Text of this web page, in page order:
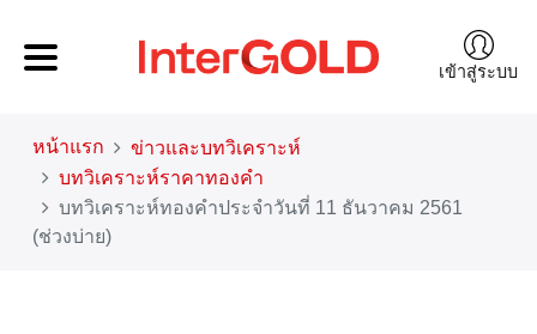
เข้าสู่ระบบ
หน้าแรก
ข่าวและบทวิเคราะห์
บทวิเคราะห์ราคาทองคำ
บทวิเคราะห์ทองคำประจำวันที่ 11 ธันวาคม 2561
(ช่วงบ่าย)